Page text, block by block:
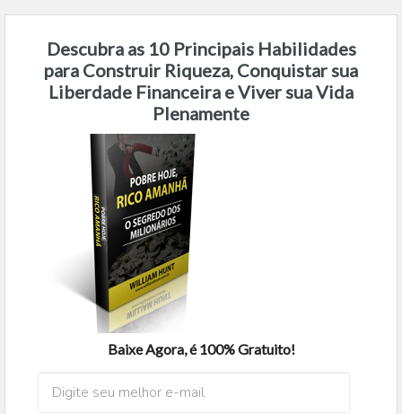
Descubra as 10 Principais Habilidades
para Construir Riqueza, Conquistar sua
Liberdade Financeira e Viver sua Vida
Plenamente
Baixe Agora, é 100% Gratuito!